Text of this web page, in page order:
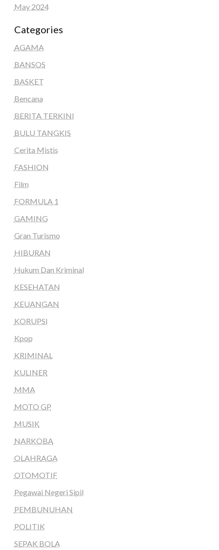
May 2024
Categories
AGAMA
BANSOS
BASKET
Bencana
BERITA TERKINI
BULU TANGKIS
Cerita Mistis
FASHION
Film
FORMULA 1
GAMING
Gran Turismo
HIBURAN
Hukum Dan Kriminal
KESEHATAN
KEUANGAN
KORUPSI
Kpop
KRIMINAL
KULINER
MMA
MOTO GP
MUSIK
NARKOBA
OLAHRAGA
OTOMOTIF
Pegawai Negeri Sipil
PEMBUNUHAN
POLITIK
SEPAK BOLA